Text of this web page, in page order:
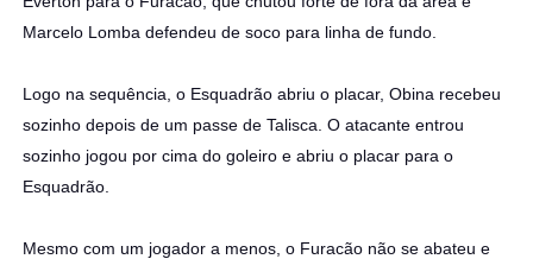
Marcelo Lomba defendeu de soco para linha de fundo.
Logo na sequência, o Esquadrão abriu o placar, Obina recebeu
sozinho depois de um passe de Talisca. O atacante entrou
sozinho jogou por cima do goleiro e abriu o placar para o
Esquadrão.
Mesmo com um jogador a menos, o Furacão não se abateu e